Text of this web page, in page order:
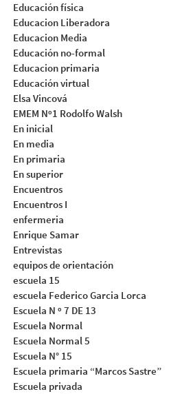
Educación física
Educacion Liberadora
Educacion Media
Educación no-formal
Educacion primaria
Educación virtual
Elsa Vincová
EMEM Nº1 Rodolfo Walsh
En inicial
En media
En primaria
En superior
Encuentros
Encuentros I
enfermeria
Enrique Samar
Entrevistas
equipos de orientación
escuela 15
escuela Federico Garcia Lorca
Escuela N º 7 DE 13
Escuela Normal
Escuela Normal 5
Escuela N° 15
Escuela primaria “Marcos Sastre”
Escuela privada